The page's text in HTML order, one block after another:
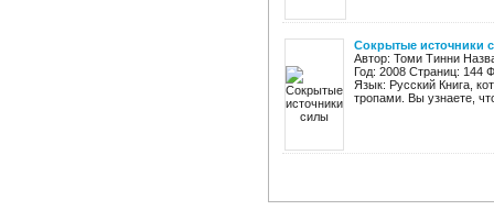
Сокрытые источники
Автор: Томи Тинни
Год: 2008 Страниц: 144
Язык: Русский Книга,
тропами. Вы узнаете,